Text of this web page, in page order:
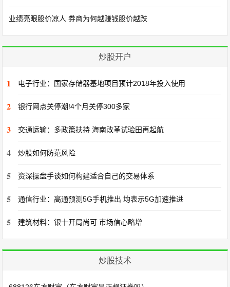
业绩亮眼股价凉人 券商为何越赚钱股价越跌
炒股开户
1 电子行业：国家存储器基地项目预计2018年投入使用
2 银行网点关停潮!4个月关停300多家
3 交通运输：多政策扶持 海南改革试验田再起航
4 炒股如何防范风险
5 资深操盘手谈如何构建适合自己的交易体系
5 通信行业：高通预测5G手机推出 均表示5G加速推进
5 建筑材料：银十开局尚可 市场信心略增
炒股技术